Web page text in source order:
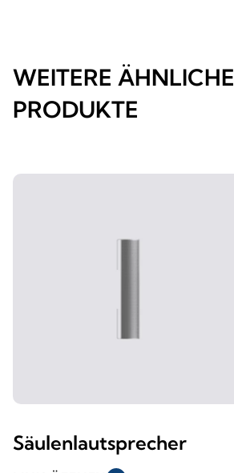
WEITERE ÄHNLICHE
PRODUKTE
Säulenlautsprecher